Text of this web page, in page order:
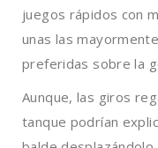
juegos rápidos con
unas las
preferidas sobre la
Aunque, las giros
tanque podrían